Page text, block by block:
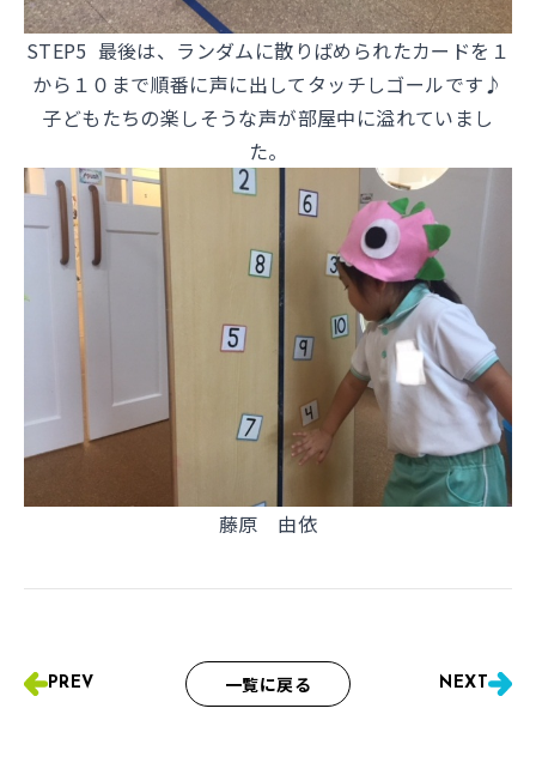
STEP5 最後は、ランダムに散りばめられたカードを１
から１０まで順番に声に出してタッチしゴールです♪
子どもたちの楽しそうな声が部屋中に溢れていまし
た。
藤原 由依
PREV 一覧に戻る NEXT